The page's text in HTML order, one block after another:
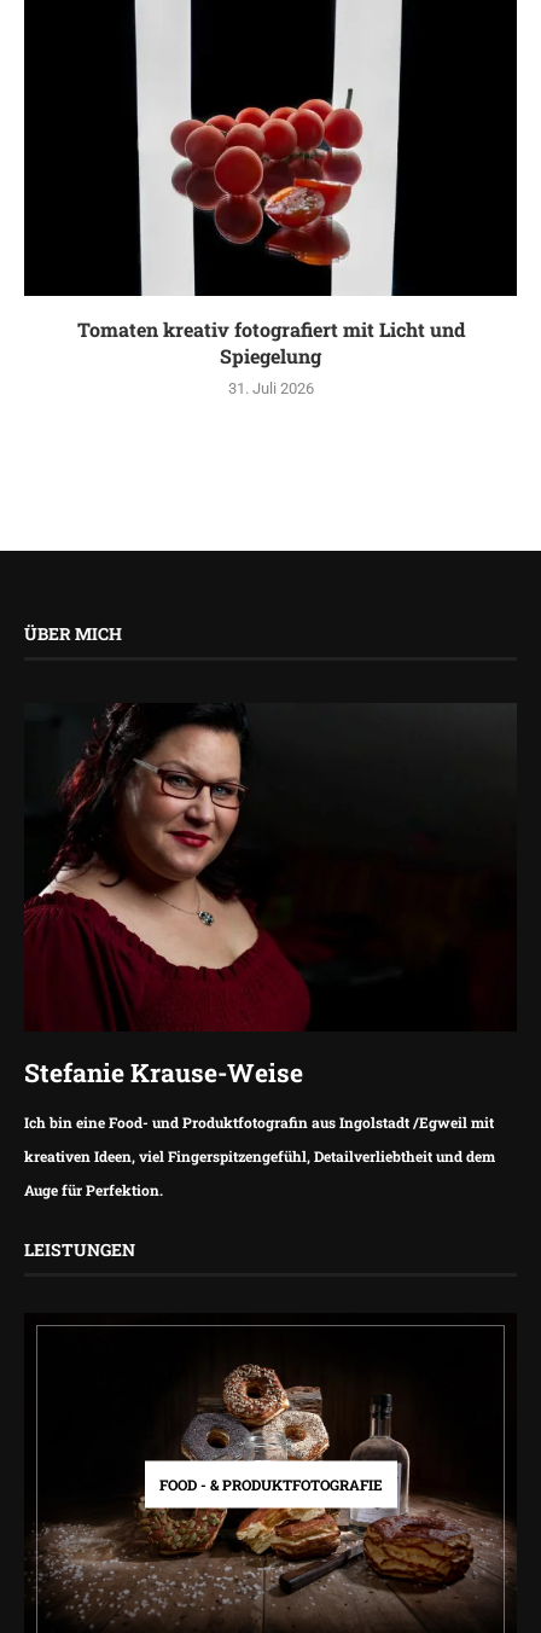
Tomaten kreativ fotografiert mit Licht und
Spiegelung
31. Juli 2026
ÜBER MICH
Stefanie Krause-Weise
Ich bin eine Food- und Produktfotografin aus Ingolstadt /Egweil mit
kreativen Ideen, viel Fingerspitzengefühl, Detailverliebtheit und dem
Auge für Perfektion.
LEISTUNGEN
FOOD - & PRODUKTFOTOGRAFIE